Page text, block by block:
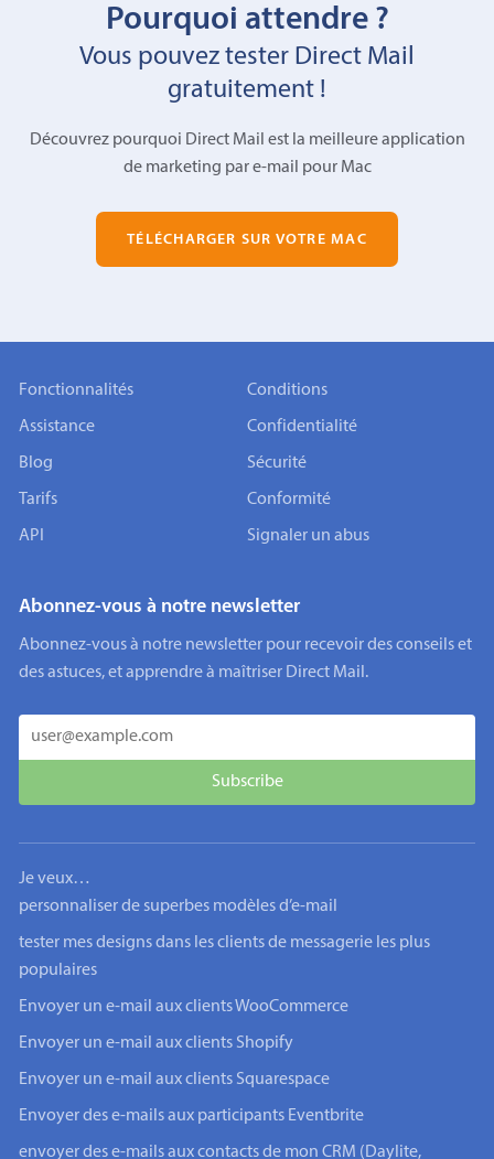
Pourquoi attendre ?
Vous pouvez tester Direct Mail
gratuitement !
Découvrez pourquoi Direct Mail est la meilleure application
de marketing par e-mail pour Mac
TÉLÉCHARGER SUR VOTRE MAC
Fonctionnalités
Assistance
Blog
Tarifs
API
Conditions
Confidentialité
Sécurité
Conformité
Signaler un abus
Abonnez-vous à notre newsletter
Abonnez-vous à notre newsletter pour recevoir des conseils et
des astuces, et apprendre à maîtriser Direct Mail.
Je veux…
personnaliser de superbes modèles d’e-mail
tester mes designs dans les clients de messagerie les plus
populaires
Envoyer un e-mail aux clients WooCommerce
Envoyer un e-mail aux clients Shopify
Envoyer un e-mail aux clients Squarespace
Envoyer des e-mails aux participants Eventbrite
envoyer des e-mails aux contacts de mon CRM (Daylite,